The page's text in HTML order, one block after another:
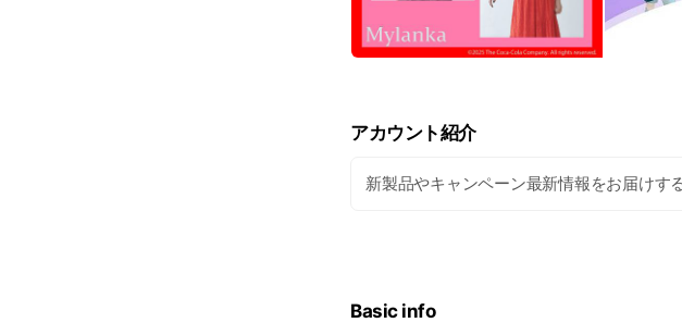
アカウント紹介
新製品やキャンペーン最新情報をお届けす
Basic info